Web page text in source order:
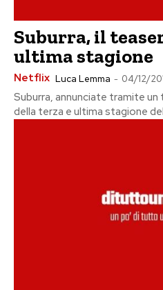
Suburra, il
ultima stagione
Netflix Luca Lemma - 04/12/
Suburra, annunciate tramite
della terza e ultima stagione